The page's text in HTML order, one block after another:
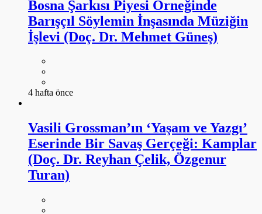
Bosna Şarkısı Piyesi Örneğinde
Barışçıl Söylemin İnşasında Müziğin
İşlevi (Doç. Dr. Mehmet Güneş)
4 hafta önce
Vasili Grossman’ın ‘Yaşam ve Yazgı’
Eserinde Bir Savaş Gerçeği: Kamplar
(Doç. Dr. Reyhan Çelik, Özgenur
Turan)